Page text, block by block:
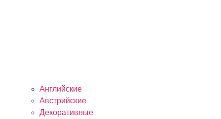
Английские
Австрийские
Декоративные